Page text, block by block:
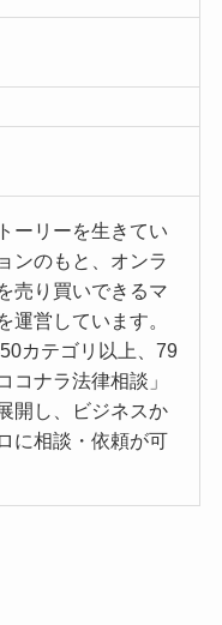
ーリーを生きてい
ンのもと、オンラ
売り買いできるマ
運営しています。
カテゴリ以上、79
コナラ法律相談」
開し、ビジネスか
に相談・依頼が可